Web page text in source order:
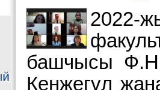
башчысы
Кенжегүл